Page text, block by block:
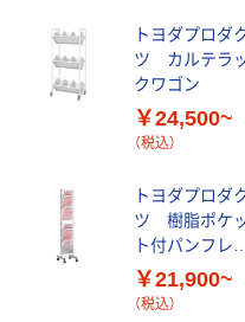
トヨダプロダ
ツ カルテラ
クワゴン
￥24,500~
（税込）
トヨダプロダ
ツ 樹脂ポケ
ト付パンフレッ
トスタンド
￥21,900~
（税込）